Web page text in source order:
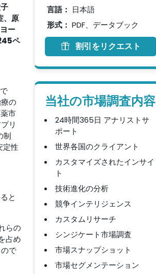
、原
ー
ペ
の
市
リ
制
定性
と
らの
占め
で
言語： 日本語
形式： PDF、データブック
割引をリクエスト
当社の市場調査内容
24時間365日 アナリストサ
ポート
世界各国のクライアント
カスタマイズされたインサイ
ト
技術進化の分析
競争インテリジェンス
カスタムリサーチ
シンジケート市場調査
市場スナップショット
市場セグメンテーション